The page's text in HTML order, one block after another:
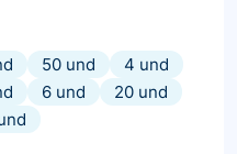
50 und
4 und
6 und
20 und